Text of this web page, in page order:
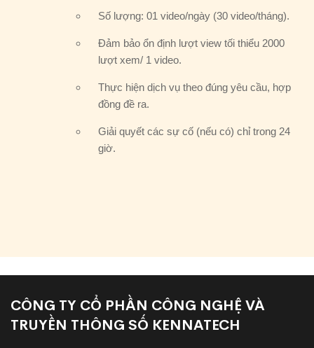
Số lượng: 01 video/ngày (30 video/tháng).
Đảm bảo ổn định lượt view tối thiểu 2000
lượt xem/ 1 video.
Thực hiện dịch vụ theo đúng yêu cầu, hợp
đồng đề ra.
Giải quyết các sự cố (nếu có) chỉ trong 24
giờ.
CÔNG TY CỔ PHẦN CÔNG NGHỆ VÀ
TRUYỀN THÔNG SỐ KENNATECH